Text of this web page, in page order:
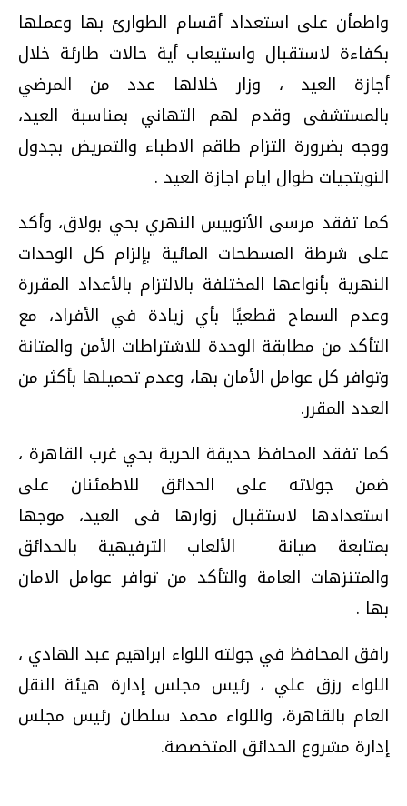
واطمأن على استعداد أقسام الطوارئ بها وعملها
بكفاءة لاستقبال واستيعاب أية حالات طارئة خلال
أجازة العيد ، وزار خلالها عدد من المرضي
بالمستشفى وقدم لهم التهاني بمناسبة العيد،
ووجه بضرورة التزام طاقم الاطباء والتمريض بجدول
النوبتجيات طوال ايام اجازة العيد .
كما تفقد مرسى الأتوبيس النهري بحي بولاق، وأكد
على شرطة المسطحات المائية بإلزام كل الوحدات
النهرية بأنواعها المختلفة بالالتزام بالأعداد المقررة
وعدم السماح قطعيًا بأي زيادة في الأفراد، مع
التأكد من مطابقة الوحدة للاشتراطات الأمن والمتانة
وتوافر كل عوامل الأمان بها، وعدم تحميلها بأكثر من
العدد المقرر.
كما تفقد المحافظ حديقة الحرية بحي غرب القاهرة ،
ضمن جولاته على الحدائق للاطمئنان على
استعدادها لاستقبال زوارها فى العيد، موجها
بمتابعة صيانة الألعاب الترفيهية بالحدائق
والمتنزهات العامة والتأكد من توافر عوامل الامان
بها .
رافق المحافظ في جولته اللواء ابراهيم عبد الهادي ،
اللواء رزق علي ، رئيس مجلس إدارة هيئة النقل
العام بالقاهرة، واللواء محمد سلطان رئيس مجلس
إدارة مشروع الحدائق المتخصصة.